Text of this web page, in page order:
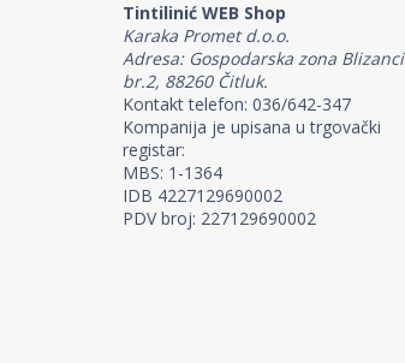
Tintilinić WEB Shop
Karaka Promet d.o.o.
Adresa: Gospodarska zona Blizanci
br.2, 88260 Čitluk.
Kontakt telefon: 036/642-347
Kompanija je upisana u trgovački
registar:
MBS: 1-1364
IDB 4227129690002
PDV broj: 227129690002